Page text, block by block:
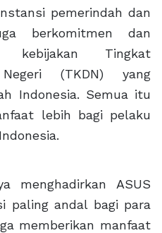
pemerindah dan
berkomitmen dan
kebijakan Tingkat
(TKDN) yang
Indonesia. Semua itu
lebih bagi pelaku
menghadirkan ASUS
paling andal bagi para
memberikan manfaat